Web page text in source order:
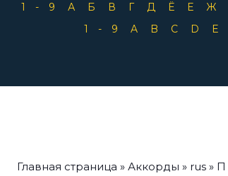
1-9 А Б В Г Д Ё Е Ж
1-9
A B C D E
Главная страница » Аккорды » rus » П